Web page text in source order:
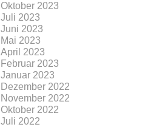
Oktober 2023
Juli 2023
Juni 2023
Mai 2023
April 2023
Februar 2023
Januar 2023
Dezember 2022
November 2022
Oktober 2022
Juli 2022